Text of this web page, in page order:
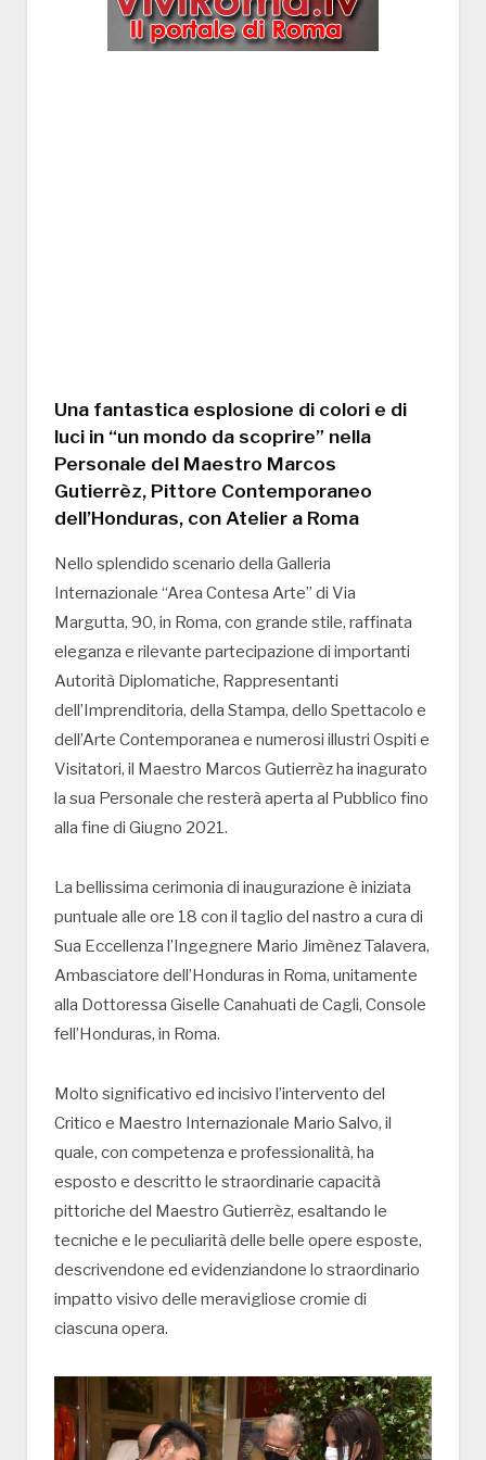
Una fantastica esplosione di colori e di
luci in “un mondo da scoprire” nella
Personale del Maestro Marcos
Gutierrèz, Pittore Contemporaneo
dell’Honduras, con Atelier a Roma
Nello splendido scenario della Galleria
Internazionale “Area Contesa Arte” di Via
Margutta, 90, in Roma, con grande stile, raffinata
eleganza e rilevante partecipazione di importanti
Autorità Diplomatiche, Rappresentanti
dell’Imprenditoria, della Stampa, dello Spettacolo e
dell’Arte Contemporanea e numerosi illustri Ospiti e
Visitatori, il Maestro Marcos Gutierrèz ha inagurato
la sua Personale che resterà aperta al Pubblico fino
alla fine di Giugno 2021.
La bellissima cerimonia di inaugurazione è iniziata
puntuale alle ore 18 con il taglio del nastro a cura di
Sua Eccellenza l’Ingegnere Mario Jimènez Talavera,
Ambasciatore dell’Honduras in Roma, unitamente
alla Dottoressa Giselle Canahuati de Cagli, Console
fell’Honduras, in Roma.
Molto significativo ed incisivo l’intervento del
Critico e Maestro Internazionale Mario Salvo, il
quale, con competenza e professionalità, ha
esposto e descritto le straordinarie capacità
pittoriche del Maestro Gutierrèz, esaltando le
tecniche e le peculiarità delle belle opere esposte,
descrivendone ed evidenziandone lo straordinario
impatto visivo delle meravigliose cromie di
ciascuna opera.